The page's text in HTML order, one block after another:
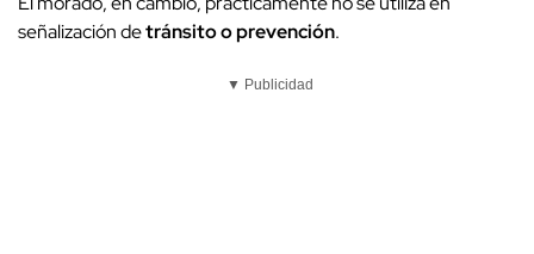
señalización detránsito o prevención.
▼ Publicidad